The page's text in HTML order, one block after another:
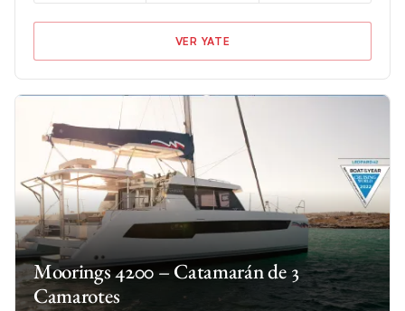
VER YATE
Moorings 4200 – Catamarán de 3
Camarotes